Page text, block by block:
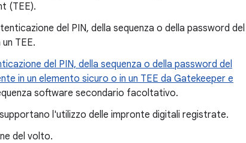
(TEE).
del PIN, della sequenza o della password del
TEE.
del PIN, della sequenza o della password del
in un elemento sicuro o in un TEE da Gatekeeper e
software secondario facoltativo.
l'utilizzo delle impronte digitali registrate.
del volto.